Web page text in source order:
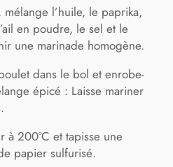
l’huile, le paprika,
en poudre, le sel et le
une marinade homogène.
dans le bol et enrobe-
épicé : Laisse mariner
à 200°C et tapisse une
papier sulfurisé.